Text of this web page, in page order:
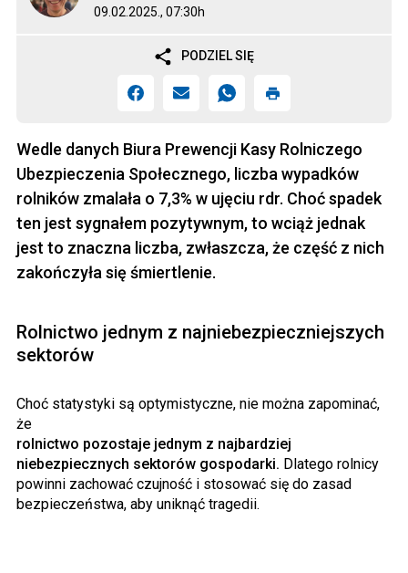
09.02.2025., 07:30h
PODZIEL SIĘ
Wedle danych Biura Prewencji Kasy Rolniczego
Ubezpieczenia Społecznego, liczba wypadków
rolników zmalała o 7,3% w ujęciu rdr. Choć spadek
ten jest sygnałem pozytywnym, to wciąż jednak
jest to znaczna liczba, zwłaszcza, że część z nich
zakończyła się śmiertlenie.
Rolnictwo jednym z najniebezpieczniejszych
sektorów
Choć statystyki są optymistyczne, nie można zapominać,
że
rolnictwo pozostaje jednym z najbardziej
niebezpiecznych sektorów gospodarki. Dlatego rolnicy
powinni zachować czujność i stosować się do zasad
bezpieczeństwa, aby uniknąć tragedii.